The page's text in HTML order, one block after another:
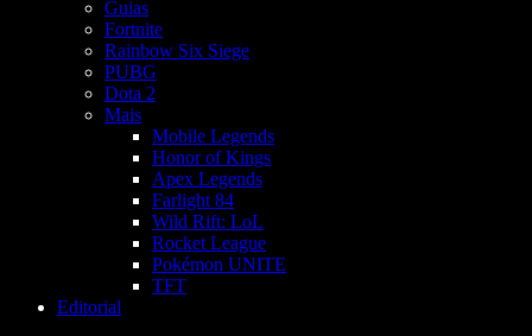
Guias
Fortnite
Rainbow Six Siege
PUBG
Dota 2
Mais
Mobile Legends
Honor of Kings
Apex Legends
Farlight 84
Wild Rift: LoL
Rocket League
Pokémon UNITE
TFT
Editorial